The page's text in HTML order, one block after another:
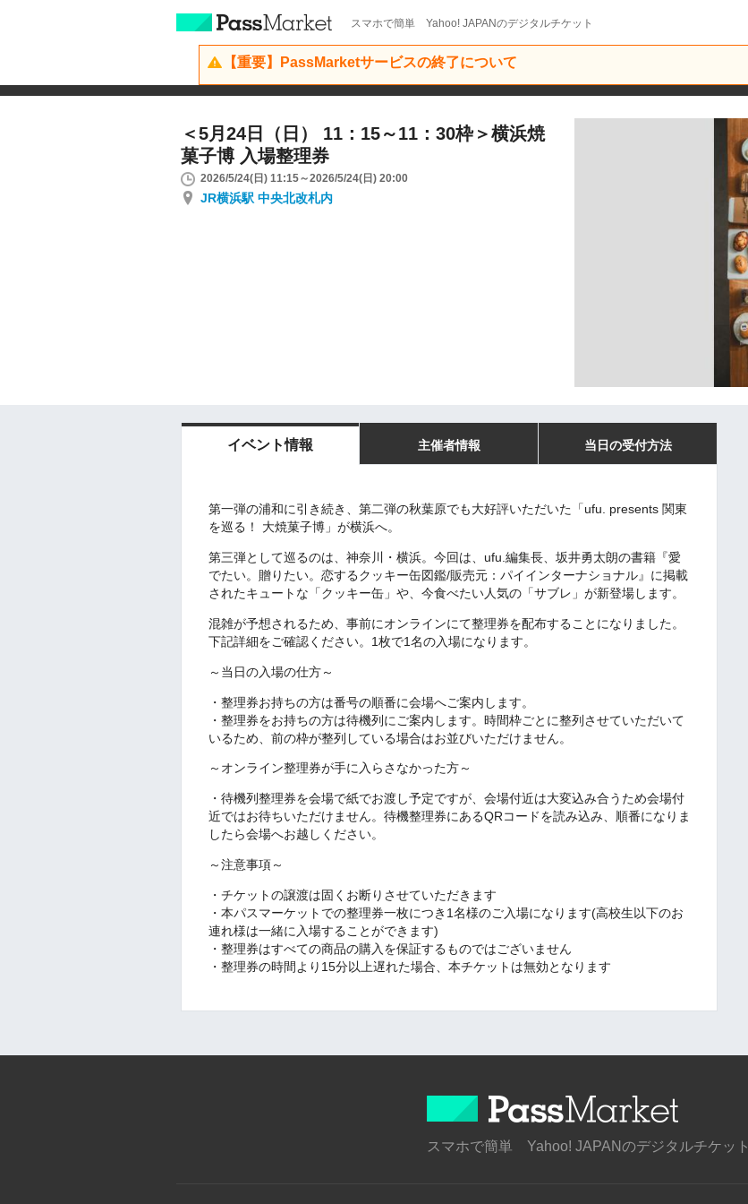
スマホで簡単 Yahoo! JAPANのデジタルチケット
【重要】PassMarketサービスの終了について
＜5月24日（日） 11：15～11：30枠＞横浜焼
菓子博 入場整理券
2026/5/24(日) 11:15～2026/5/24(日) 20:00
JR横浜駅 中央北改札内
イベント情報 主催者情報 当日の受付方法
第一弾の浦和に引き続き、第二弾の秋葉原でも大好評いただいた「ufu. presents 関東
を巡る！ 大焼菓子博」が横浜へ。
第三弾として巡るのは、神奈川・横浜。今回は、ufu.編集長、坂井勇太朗の書籍『愛
でたい。贈りたい。恋するクッキー缶図鑑/販売元：パイインターナショナル』に掲載
されたキュートな「クッキー缶」や、今食べたい人気の「サブレ」が新登場します。
混雑が予想されるため、事前にオンラインにて整理券を配布することになりました。
下記詳細をご確認ください。1枚で1名の入場になります。
～当日の入場の仕方～
・整理券お持ちの方は番号の順番に会場へご案内します。
・整理券をお持ちの方は待機列にご案内します。時間枠ごとに整列させていただいて
いるため、前の枠が整列している場合はお並びいただけません。
～オンライン整理券が手に入らさなかった方～
・待機列整理券を会場で紙でお渡し予定ですが、会場付近は大変込み合うため会場付
近ではお待ちいただけません。待機整理券にあるQRコードを読み込み、順番になりま
したら会場へお越しください。
～注意事項～
・チケットの譲渡は固くお断りさせていただきます
・本パスマーケットでの整理券一枚につき1名様のご入場になります(高校生以下のお
連れ様は一緒に入場することができます)
・整理券はすべての商品の購入を保証するものではございません
・整理券の時間より15分以上遅れた場合、本チケットは無効となります
スマホで簡単 Yahoo! JAPANのデジタルチケット